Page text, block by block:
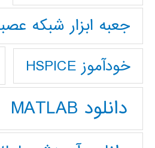
جعبه ابزار شبکه
خودآموز HSPICE
دانلود MATLAB